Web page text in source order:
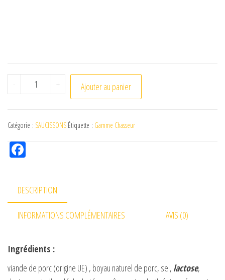
- quantité de Saucisson aux Girolles
+ Ajouter au panier
Catégorie : SAUCISSONS Étiquette : Gamme Chasseur
oo
k
DESCRIPTION
INFORMATIONS COMPLÉMENTAIRES AVIS (0)
Ingrédients :
viande de porc (origine UE) , boyau naturel de porc, sel, lactose,